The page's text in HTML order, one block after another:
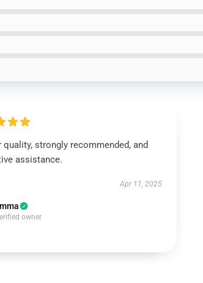
quality, strongly recommended, and
assistance.
Apr 11, 2025
owner